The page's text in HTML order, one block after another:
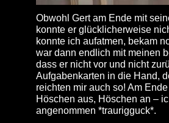
Obwohl Gert am Ende mit
konnte er glücklicherweise
konnte ich aufatmen, bekam
war dann endlich mit meinen
dass er nicht vor und nicht
Aufgabenkarten in die Hand,
reichten mir auch so! Am
Höschen aus, Höschen an –
angenommen *traurigguck*.